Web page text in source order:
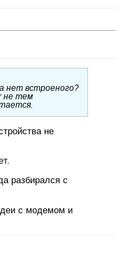
нет встроеного?
не тем
не
разбирался с
с модемом и